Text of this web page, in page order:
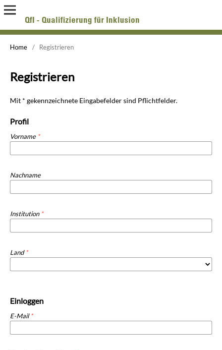
QfI - Qualifizierung für Inklusion
Home / Registrieren
Registrieren
Mit * gekennzeichnete Eingabefelder sind Pflichtfelder.
Profil
Vorname *
Nachname
Institution *
Land*
Einloggen
E-Mail*